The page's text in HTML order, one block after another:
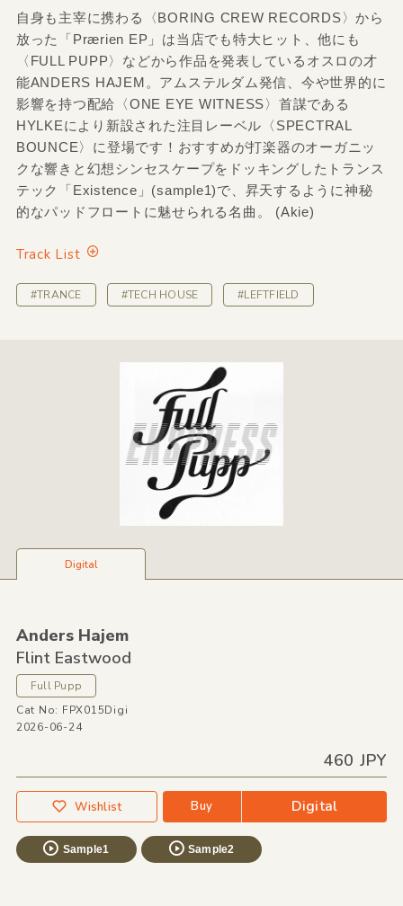
自身も主宰に携わる〈BORING CREW RECORDS〉から
放った「Prærien EP」は当店でも特大ヒット、他にも
〈FULL PUPP〉などから作品を発表しているオスロの才
能ANDERS HAJEM。アムステルダム発信、今や世界的に
影響を持つ配給〈ONE EYE WITNESS〉首謀である
HYLKEにより新設された注目レーベル〈SPECTRAL
BOUNCE〉に登場です！おすすめが打楽器のオーガニッ
クな響きと幻想シンセスケープをドッキングしたトランス
テック「Existence」(sample1)で、昇天するように神秘
的なパッドフロートに魅せられる名曲。 (Akie)
Track List
#TRANCE #TECH HOUSE #LEFTFIELD
Digital
Anders Hajem
Flint Eastwood
Full Pupp
Cat No: FPX015Digi
2026-06-24
460 JPY
Wishlist Buy Digital
Sample1 Sample2